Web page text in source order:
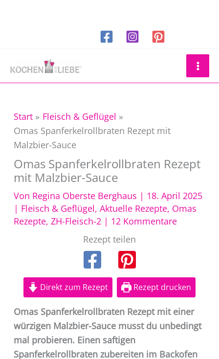
Start
Fleisch & Geflügel
Omas Spanferkelrollbraten Rezept mit
Malzbier-Sauce
Omas Spanferkelrollbraten Rezept
mit Malzbier-Sauce
Von Regina Oberste Berghaus | 18. April 2025
| Fleisch & Geflügel, Aktuelle Rezepte, Omas
Rezepte, ZH-Fleisch-2| 12 Kommentare
Rezept teilen
Direkt zum Rezept Rezept drucken
Omas Spanferkelrollbraten Rezept mit einer
würzigen Malzbier-Sauce musst du unbedingt
mal probieren. Einen saftigen
Spanferkelrollbraten zubereiten im Backofen